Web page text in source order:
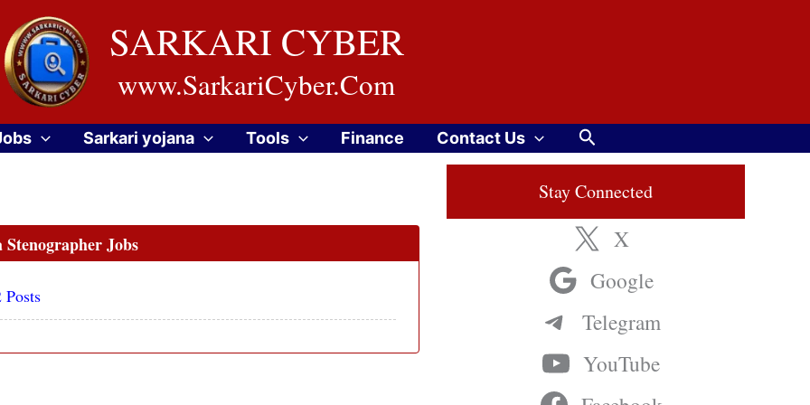
SARKARI CYBER
www.SarkariCyber.Com
Sarkari yojana Tools Finance Contact Us Search
Stenographer Jobs
Stay Connected
X
Google
Telegram
YouTube